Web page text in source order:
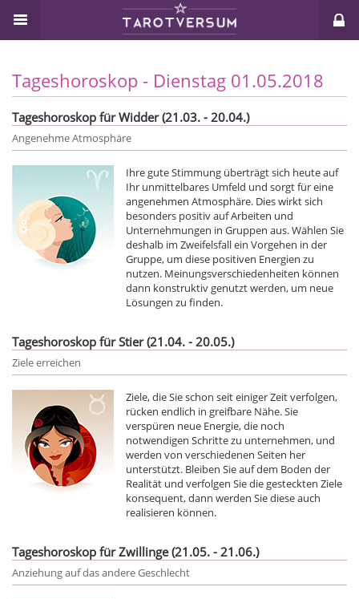
Tageshoroskop - Dienstag 01.05.2018
Tageshoroskop für Widder (21.03. - 20.04.)
Angenehme Atmosphäre
Ihre gute Stimmung überträgt sich heute auf
Ihr unmittelbares Umfeld und sorgt für eine
angenehmen Atmosphäre. Dies wirkt sich
besonders positiv auf Arbeiten und
Unternehmungen in Gruppen aus. Wählen Sie
deshalb im Zweifelsfall ein Vorgehen in der
Gruppe, um diese positiven Energien zu
nutzen. Meinungsverschiedenheiten können
dann konstruktiv genutzt werden, um neue
Lösungen zu finden.
Tageshoroskop für Stier (21.04. - 20.05.)
Ziele erreichen
Ziele, die Sie schon seit einiger Zeit verfolgen,
rücken endlich in greifbare Nähe. Sie
verspüren neue Energie, die noch
notwendigen Schritte zu unternehmen, und
werden von verschiedenen Seiten her
unterstützt. Bleiben Sie auf dem Boden der
Realität und verfolgen Sie die gesteckten Ziele
konsequent, dann werden Sie diese auch
realisieren können.
Tageshoroskop für Zwillinge (21.05. - 21.06.)
Anziehung auf das andere Geschlecht